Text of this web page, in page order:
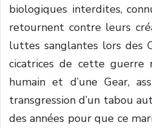
biologiques interdites,
retournent contre leurs
luttes sanglantes lors des
cicatrices de cette guerre
humain et d’une Gear,
transgression d’un tabou
des années pour que ce